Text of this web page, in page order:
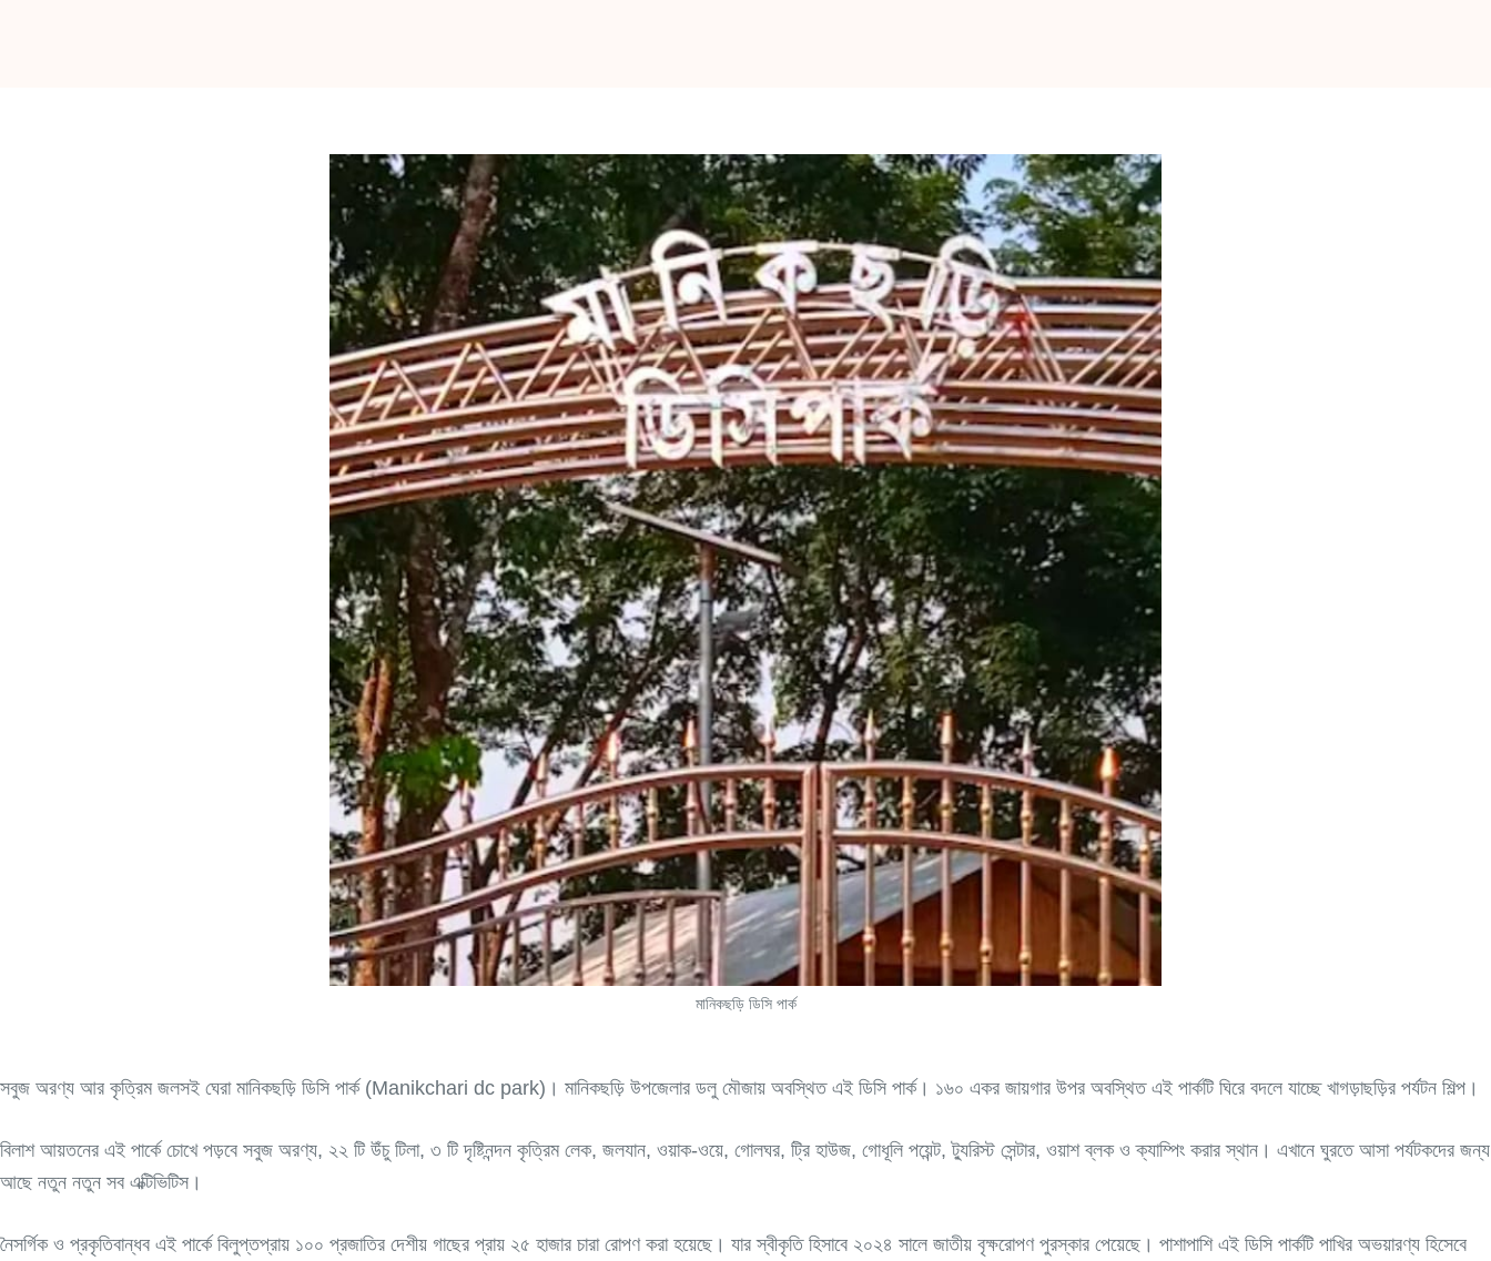
মানিকছড়ি ডিসি পার্ক
সবুজ অরণ্য আর কৃত্রিম জলসই ঘেরা মানিকছড়ি ডিসি পার্ক (Manikchari dc park)। মানিকছড়ি উপজেলার ডলু মৌজায় অবস্থিত এই ডিসি পার্ক। ১৬০ একর জায়গার উপর অবস্থিত এই পার্কটি ঘিরে বদলে যাচ্ছে খাগড়াছড়ির পর্যটন শিল্প।
বিলাশ আয়তনের এই পার্কে চোখে পড়বে সবুজ অরণ্য, ২২ টি উঁচু টিলা, ৩ টি দৃষ্টিনন্দন কৃত্রিম লেক, জলযান, ওয়াক-ওয়ে, গোলঘর, ট্রি হাউজ, গোধূলি পয়েন্ট, ট্যুরিস্ট সেন্টার, ওয়াশ ব্লক ও ক্যাম্পিং করার স্থান। এখানে ঘুরতে আসা পর্যটকদের জন্য
আছে নতুন নতুন সব এক্টিভিটিস।
নৈসর্গিক ও প্রকৃতিবান্ধব এই পার্কে বিলুপ্তপ্রায় ১০০ প্রজাতির দেশীয় গাছের প্রায় ২৫ হাজার চারা রোপণ করা হয়েছে। যার স্বীকৃতি হিসাবে ২০২৪ সালে জাতীয় বৃক্ষরোপণ পুরস্কার পেয়েছে। পাশাপাশি এই ডিসি পার্কটি পাখির অভয়ারণ্য হিসেবে